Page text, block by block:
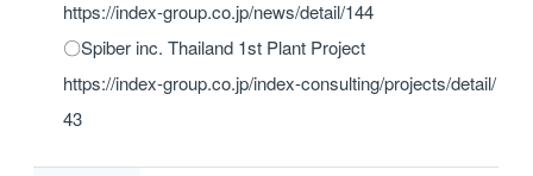
https://index-group.co.jp/news/detail/144
〇Spiber inc. Thailand 1st Plant Project
https://index-group.co.jp/index-consulting/projects/detail/
43